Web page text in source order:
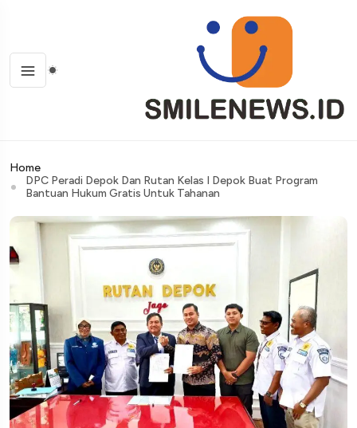
Home
DPC Peradi Depok Dan Rutan Kelas I Depok Buat Program
Bantuan Hukum Gratis Untuk Tahanan